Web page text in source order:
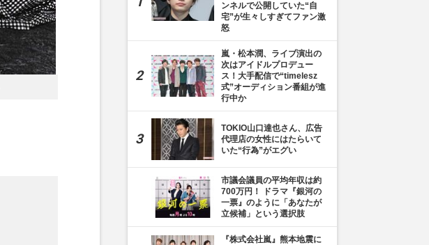
ンネルで公開していた“自
宅”が生々しすぎてファン激
怒
嵐・松本潤、ライブ演出の
次はアイドルプロデュー
ス！大手配信で“timelesz
式”オーディション番組が進
行中か
TOKIO山口達也さん、広告
代理店の女性にはたらいて
いた“行為”がエグい
市議会議員の平均年収は約
700万円！ ドラマ『銀河の
一票』のように「あなたが
立候補」という選択肢
『株式会社嵐』熊本地震に